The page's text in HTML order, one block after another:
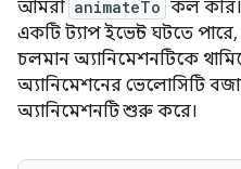
আমরা animateTo কল করি।
একটি ট্যাপ ইভেন্ট ঘটতে পারে,
চলমান অ্যানিমেশনটিকে
অ্যানিমেশনের ভেলোসিটি
অ্যানিমেশনটি শুরু করে।